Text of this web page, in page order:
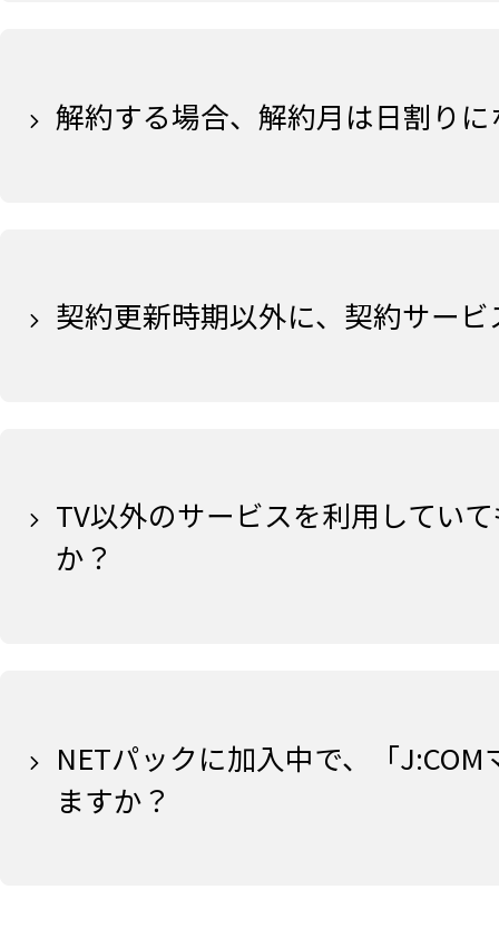
解約する場合、解約月は日割り
契約更新時期以外に、契約サー
TV以外のサービスを利用してい
か？
NETパックに加入中で、「
ますか？